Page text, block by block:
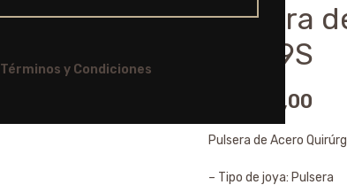
Términos y Condiciones
Pulsera
61089S
13.175,00
Pulsera de Acero
– Tipo de joya: Pulsera